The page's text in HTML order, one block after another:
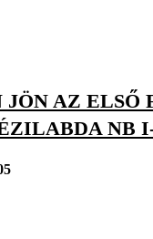
AZ ELSŐ
NB